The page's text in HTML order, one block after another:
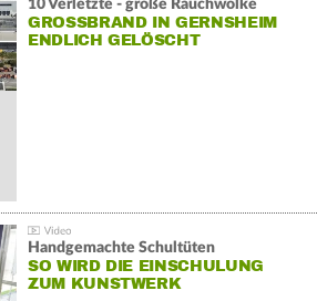
10 Verletzte - große Rauchwolke
GROSSBRAND IN GERNSHEIM E
NDLICH GELÖSCHT
Handgemachte Schultüten
SO WIRD DIE EINSCHULUNG
ZUM KUNSTWERK